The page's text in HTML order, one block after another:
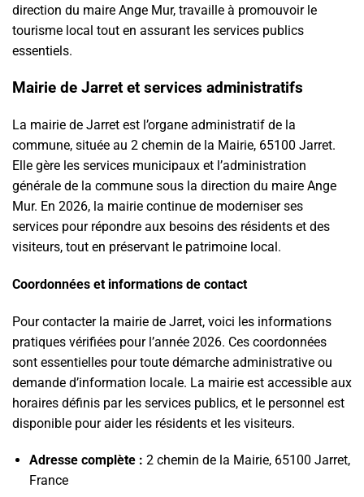
direction du maire Ange Mur, travaille à promouvoir le
tourisme local tout en assurant les services publics
essentiels.
Mairie de Jarret et services administratifs
La mairie de Jarret est l’organe administratif de la
commune, située au 2 chemin de la Mairie, 65100 Jarret.
Elle gère les services municipaux et l’administration
générale de la commune sous la direction du maire Ange
Mur. En 2026, la mairie continue de moderniser ses
services pour répondre aux besoins des résidents et des
visiteurs, tout en préservant le patrimoine local.
Coordonnées et informations de contact
Pour contacter la mairie de Jarret, voici les informations
pratiques vérifiées pour l’année 2026. Ces coordonnées
sont essentielles pour toute démarche administrative ou
demande d’information locale. La mairie est accessible aux
horaires définis par les services publics, et le personnel est
disponible pour aider les résidents et les visiteurs.
Adresse complète : 2 chemin de la Mairie, 65100 Jarret,
France